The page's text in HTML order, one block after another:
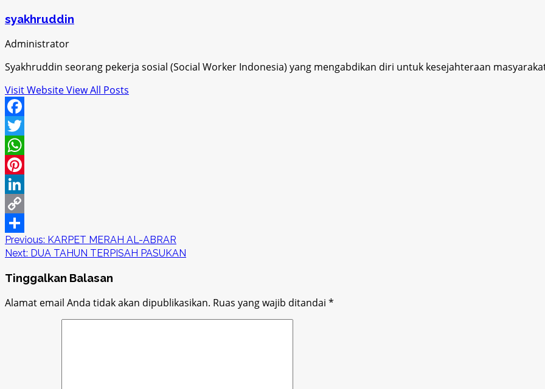
syakhruddin
Administrator
Syakhruddin seorang pekerja sosial (Social Worker Indonesia) yang mengabdikan diri untuk kesejahteraan
Visit WebsiteView All Posts
Facebook
Twitter
WhatsApp
Pinterest
LinkedIn
Copy
Link
Share
Post
navigation
Previous: KARPET MERAH AL-ABRAR
Next: DUA TAHUN TERPISAH PASUKAN
Tinggalkan Balasan
Alamat email Anda tidak akan dipublikasikan. Ruas yang wajib ditandai *